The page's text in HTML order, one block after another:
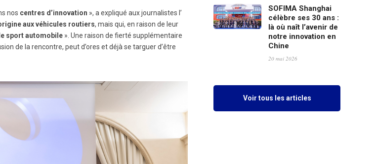
nos centres d’innovation », a expliqué aux journalistes l’
aux véhicules routiers, mais qui, en raison de leur
sport automobile ». Une raison de fierté supplémentaire
de la rencontre, peut d’ores et déjà se targuer d’être
SOFIMA Shanghai
célèbre ses 30 ans :
là où naît l’avenir de
notre innovation en
Chine
20 mai 2026
Voir tous les articles